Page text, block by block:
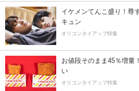
イケメンてんこ盛り！尊
キュン
オリコンタイアップ特集
お値段そのまま45％増量
い
オリコンタイアップ特集